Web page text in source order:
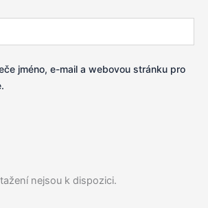
jméno, e-mail a webovou stránku pro
nejsou k dispozici.